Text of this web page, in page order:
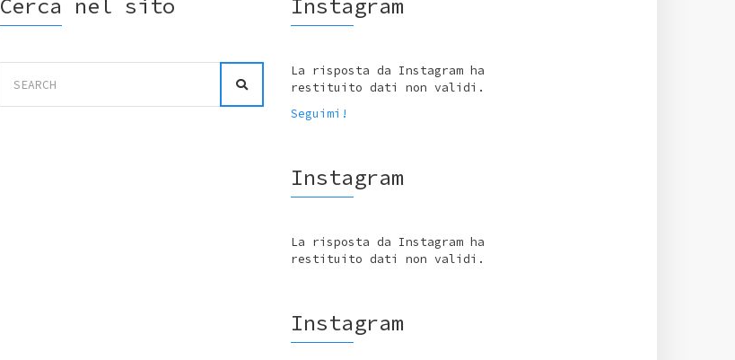
Cerca nel sito
for:
Instagram
La risposta da Instagram ha
restituito dati non validi.
Seguimi!
Instagram
La risposta da Instagram ha
restituito dati non validi.
Instagram